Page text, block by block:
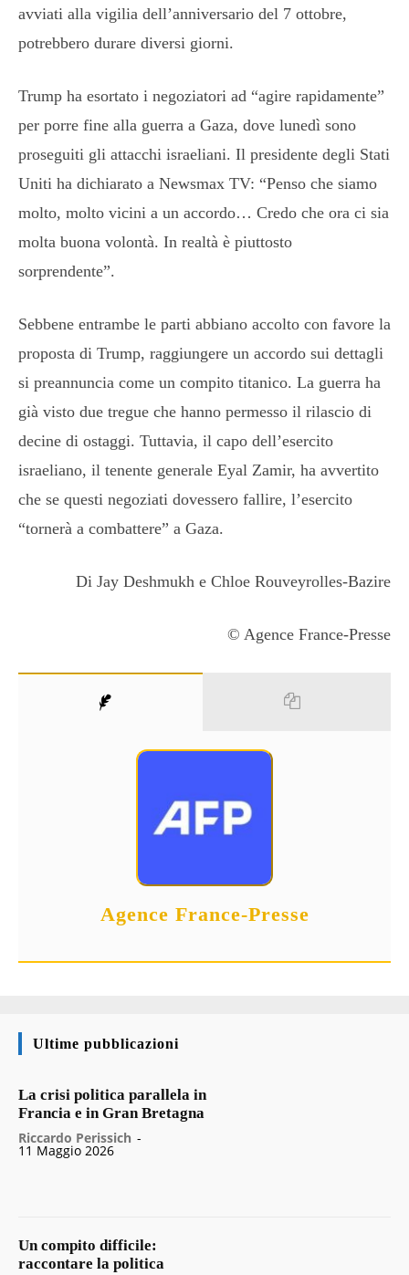
avviati alla vigilia dell’anniversario del 7 ottobre,
potrebbero durare diversi giorni.
Trump ha esortato i negoziatori ad “agire rapidamente”
per porre fine alla guerra a Gaza, dove lunedì sono
proseguiti gli attacchi israeliani. Il presidente degli Stati
Uniti ha dichiarato a Newsmax TV: “Penso che siamo
molto, molto vicini a un accordo… Credo che ora ci sia
molta buona volontà. In realtà è piuttosto
sorprendente”.
Sebbene entrambe le parti abbiano accolto con favore la
proposta di Trump, raggiungere un accordo sui dettagli
si preannuncia come un compito titanico. La guerra ha
già visto due tregue che hanno permesso il rilascio di
decine di ostaggi. Tuttavia, il capo dell’esercito
israeliano, il tenente generale Eyal Zamir, ha avvertito
che se questi negoziati dovessero fallire, l’esercito
“tornerà a combattere” a Gaza.
Di Jay Deshmukh e Chloe Rouveyrolles-Bazire
© Agence France-Presse
Agence France-Presse
Ultime pubblicazioni
La crisi politica parallela in
Francia e in Gran Bretagna
Riccardo Perissich -
11 Maggio 2026
Un compito difficile:
raccontare la politica